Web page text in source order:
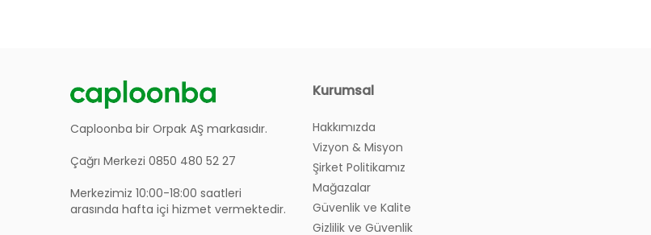
- Ortopediktir: Vücut şeklini alan yapısı ile omurga sağlığını destekler
- Yatak kılıfı 180 gr kapitoneli OEKO-TEX belgeli örme kumaştan üretilmiştir
- Yatak içinde 7cm/18DN sünger ve 200gr elyaf kullanılmıştır
Siteniz Üzerinden Nasıl Sipariş Verebilirim?
Sipariş Verirken Sayfa Hata Veriyor, Ne Yapmalıyım?
Oluşturduğum Siparişi Nereden Takip Edebilirim?
Ürünlerim Bana Ne Şekilde Teslim Edilecek?
Caploonba bir Orpak AŞ markasıdır.
Çağrı Merkezi 0850 480 52 27
Merkezimiz 10:00-18:00 saatleri
arasında hafta içi hizmet vermektedir.
Kurumsal
Hakkımızda
Vizyon & Misyon
Şirket Politikamız
Mağazalar
Güvenlik ve Kalite
Gizlilik ve Güvenlik